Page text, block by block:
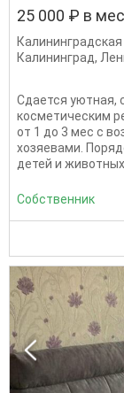
25 000 ₽ в
Калининград,
Сдается уютная,
косметическим
от 1 до 3 мес с
хозяевами.
детей и
Собственник